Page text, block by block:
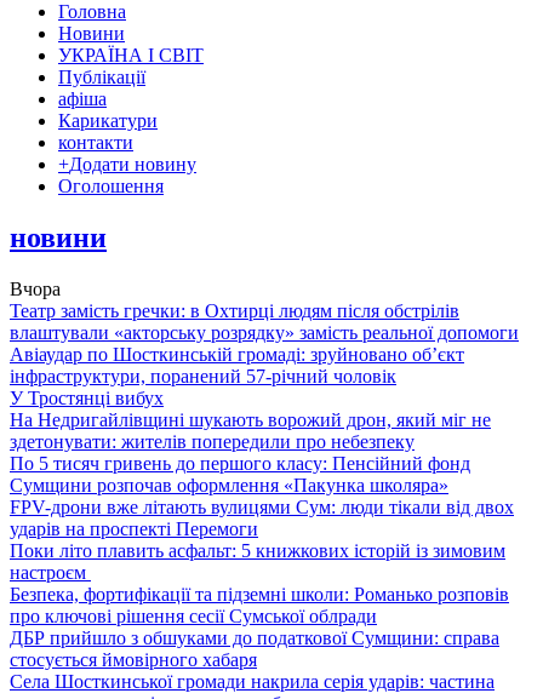
Головна
Новини
УКРАЇНА І СВІТ
Публікації
афіша
Карикатури
контакти
+Додати новину
Оголошення
новини
Вчора
Театр замість гречки: в Охтирці людям після обстрілів
влаштували «акторську розрядку» замість реальної допомоги
Авіаудар по Шосткинській громаді: зруйновано об’єкт
інфраструктури, поранений 57-річний чоловік
У Тростянці вибух
На Недригайлівщині шукають ворожий дрон, який міг не
здетонувати: жителів попередили про небезпеку
По 5 тисяч гривень до першого класу: Пенсійний фонд
Сумщини розпочав оформлення «Пакунка школяра»
FPV-дрони вже літають вулицями Сум: люди тікали від двох
ударів на проспекті Перемоги
Поки літо плавить асфальт: 5 книжкових історій із зимовим
настроєм
Безпека, фортифікації та підземні школи: Романько розповів
про ключові рішення сесії Сумської облради
ДБР прийшло з обшуками до податкової Сумщини: справа
стосується ймовірного хабаря
Села Шосткинської громади накрила серія ударів: частина